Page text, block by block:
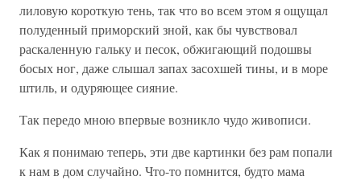
лиловую короткую тень, так что во всем этом я ощущал
полуденный приморский зной, как бы чувствовал
раскаленную гальку и песок, обжигающий подошвы
босых ног, даже слышал запах засохшей тины, и в море
штиль, и одуряющее сияние.
Так передо мною впервые возникло чудо живописи.
Как я понимаю теперь, эти две картинки без рам попали
к нам в дом случайно. Что-то помнится, будто мама